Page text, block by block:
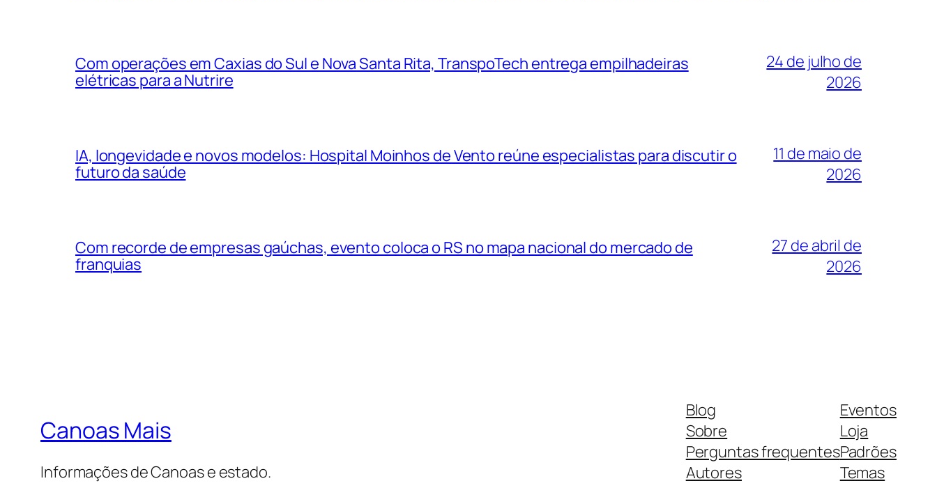
Com operações em Caxias do Sul e Nova Santa Rita, TranspoTech entrega empilhadeiras
elétricas para a Nutrire
24 de julho de
2026
IA, longevidade e novos modelos: Hospital Moinhos de Vento reúne especialistas para discutir o
futuro da saúde
11 de maio de
2026
Com recorde de empresas gaúchas, evento coloca o RS no mapa nacional do mercado de
franquias
27 de abril de
2026
Canoas Mais
Informações de Canoas e estado.
Blog
Sobre
Perguntas frequentes
Autores
Eventos
Loja
Padrões
Temas